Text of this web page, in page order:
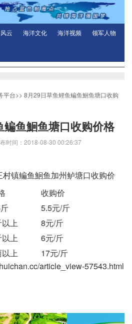
云 海洋文化 海洋视频 领军人物
平台>> 8月29日草鱼鲤鱼鳊鱼鮰鱼塘口收购
鱼鮰鱼塘口收购价格
间：2018-08-30 00:26:37
镇鳊鱼鮰鱼加州鲈塘口收购价
收购价
5.5元/斤
上
8元/斤
上
6元/斤
上
17元/斤
article_view-57543.html